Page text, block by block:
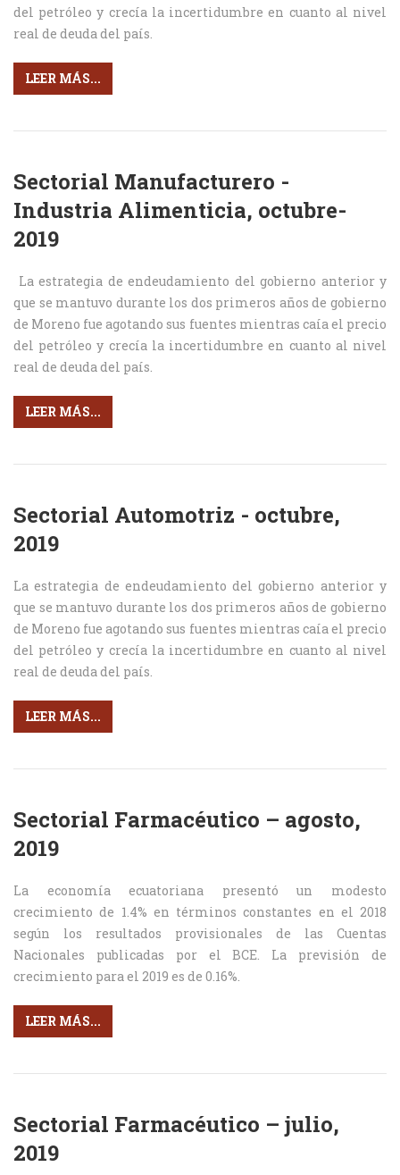
del petróleo y crecía la incertidumbre en cuanto al nivel
real de deuda del país.
LEER MÁS...
Sectorial Manufacturero -
Industria Alimenticia, octubre-
2019
La estrategia de endeudamiento del gobierno anterior y
que se mantuvo durante los dos primeros años de gobierno
de Moreno fue agotando sus fuentes mientras caía el precio
del petróleo y crecía la incertidumbre en cuanto al nivel
real de deuda del país.
LEER MÁS...
Sectorial Automotriz - octubre,
2019
La estrategia de endeudamiento del gobierno anterior y
que se mantuvo durante los dos primeros años de gobierno
de Moreno fue agotando sus fuentes mientras caía el precio
del petróleo y crecía la incertidumbre en cuanto al nivel
real de deuda del país.
LEER MÁS...
Sectorial Farmacéutico – agosto,
2019
La economía ecuatoriana presentó un modesto
crecimiento de 1.4% en términos constantes en el 2018
según los resultados provisionales de las Cuentas
Nacionales publicadas por el BCE. La previsión de
crecimiento para el 2019 es de 0.16%.
LEER MÁS...
Sectorial Farmacéutico – julio,
2019